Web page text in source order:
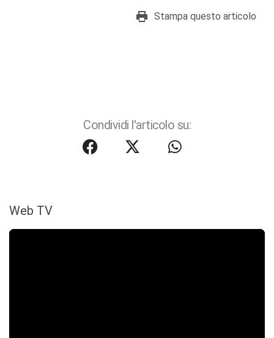
Stampa questo articolo
Condividi l'articolo su:
Web TV